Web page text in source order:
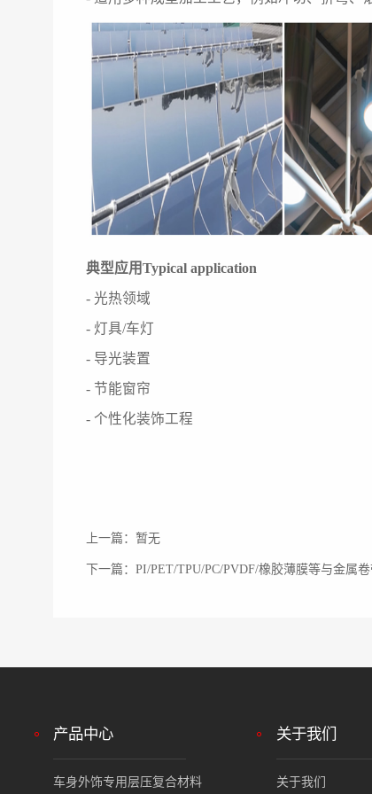
典型应用Typical application
- 光热领域
- 灯具/车灯
- 导光装置
- 节能窗帘
- 个性化装饰工程
上一篇：暂无
下一篇：PI/PET/TPU/PC/PVDF/橡胶薄膜等与金属
产品中心
车身外饰专用层压复合材料
关于我们
关于我们